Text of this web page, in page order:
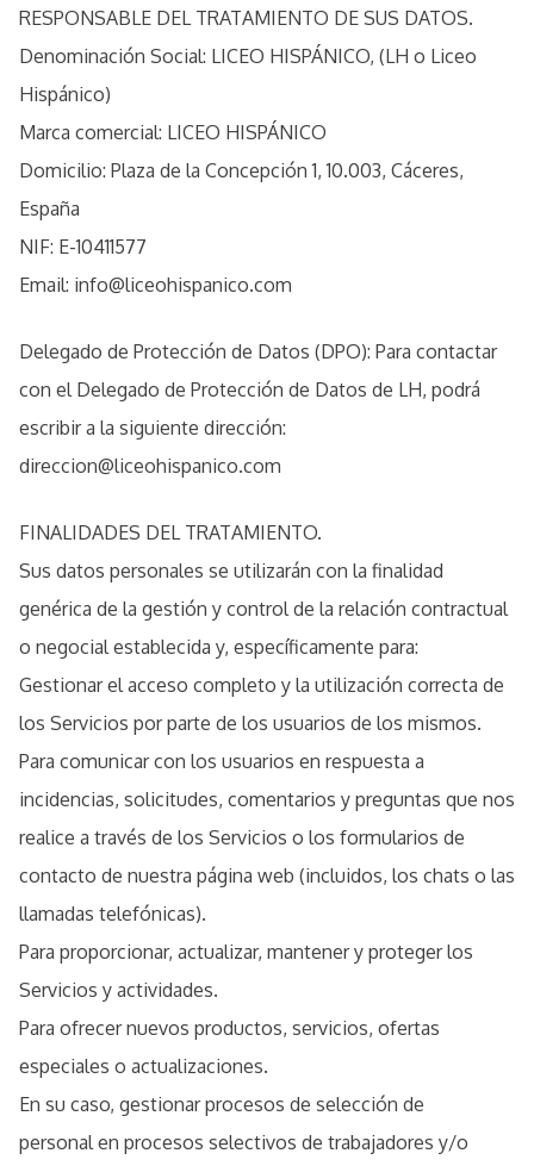
RESPONSABLE DEL TRATAMIENTO DE SUS DATOS.
Denominación Social: LICEO HISPÁNICO, (LH o Liceo
Hispánico)
Marca comercial: LICEO HISPÁNICO
Domicilio: Plaza de la Concepción 1, 10.003, Cáceres,
España
NIF: E-10411577
Email: info@liceohispanico.com
Delegado de Protección de Datos (DPO): Para contactar
con el Delegado de Protección de Datos de LH, podrá
escribir a la siguiente dirección:
direccion@liceohispanico.com
FINALIDADES DEL TRATAMIENTO.
Sus datos personales se utilizarán con la finalidad
genérica de la gestión y control de la relación contractual
o negocial establecida y, específicamente para:
Gestionar el acceso completo y la utilización correcta de
los Servicios por parte de los usuarios de los mismos.
Para comunicar con los usuarios en respuesta a
incidencias, solicitudes, comentarios y preguntas que nos
realice a través de los Servicios o los formularios de
contacto de nuestra página web (incluidos, los chats o las
llamadas telefónicas).
Para proporcionar, actualizar, mantener y proteger los
Servicios y actividades.
Para ofrecer nuevos productos, servicios, ofertas
especiales o actualizaciones.
En su caso, gestionar procesos de selección de
personal en procesos selectivos de trabajadores y/o